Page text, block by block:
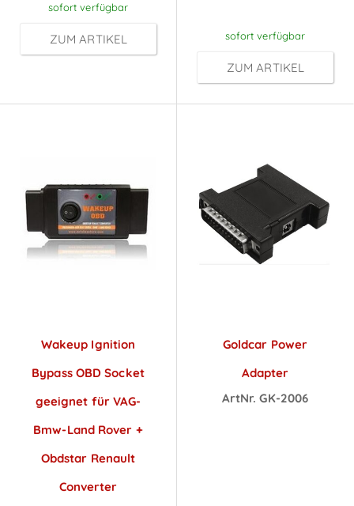
sofort verfügbar
ZUM ARTIKEL sofort verfügbar
ZUM ARTIKEL
Wakeup Ignition
Bypass OBD Socket
geeignet für VAG-
Bmw-Land Rover +
Obdstar Renault
Converter
Goldcar Power
Adapter
ArtNr. GK-2006